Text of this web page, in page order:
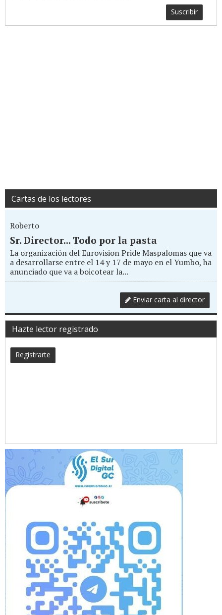
Suscribir
Cartas de los lectores
Roberto
Sr. Director... Todo por la pasta
La organización del Eurovision Pride Maspalomas que va
a desarrollarse entre el 14 y 17 de mayo en el Yumbo, ha
anunciado que va a boicotear la...
Enviar carta al director
Hazte lector registrado
Registrarte